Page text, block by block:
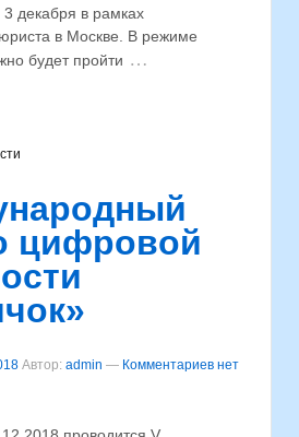
3 декабря в рамках
в Москве. В режиме
будет пройти …
цифровой
Автор: admin — Комментариев нет